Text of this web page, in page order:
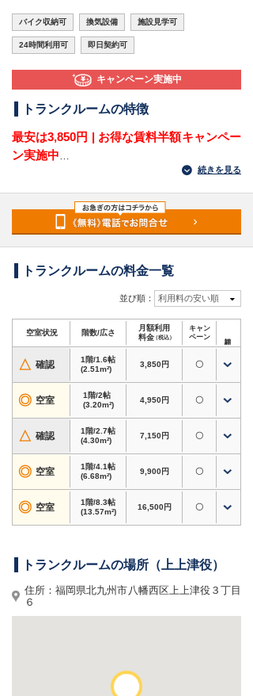
バイク収納可 換気設備 施設見学可
24時間利用可 即日契約可
キャンペーン実施中
トランクルームの特徴
最安は3,850円 | お得な賃料半額キャンペー
ン実施中
外型トランクルームです。中の原1丁目交差点か
らすぐ、中の原東公園の近くにあり、上上津役・
中の原・町上津役・下上津役方面から荷物を運び
やすい立地です。八幡西区で自宅外の収納場所や
レンタル倉庫を探している方におすすめです。
1.6帖から8.3帖までサイズがあり、衣類や季節用
す。敷地内が広く、車でまとめて荷物を出し入れ
したい方や、自宅の収納不足を補いたい方にも向
いています。
対応用途・設備
・衣類・季節用品・家電・趣味道具など、自宅の
収納スペース確保に
・アウトドア用品・スポーツ用品・大型荷物の保
管にも対応
・書類・資材・在庫商品など、個人〜法人利用ま
で対応
・24時間365日利用可、短期利用OK
賃料半額キャンペーン実施中。3ヶ月以上のご利
用条件あり。内覧やサイズのご相談もお気軽にど
うぞ。
続きを見る
トランクルームの料金一覧
並び順： 利用料の安い順
空室状況 階数/広さ
月額利用
料金（税込）
キャン
ペーン
△ 確認
1階/1.6帖
(2.51m²)
3,850円 〇
◎ 空室
1階/2帖
(3.20m²)
4,950円 〇
△ 確認
1階/2.7帖
(4.30m²)
7,150円 〇
◎ 空室
1階/4.1帖
(6.68m²)
9,900円 〇
◎ 空室
1階/8.3帖
(13.57m²)
16,500円 〇
トランクルームの場所（上上津役）
住所：福岡県北九州市八幡西区上上津役３丁目
６